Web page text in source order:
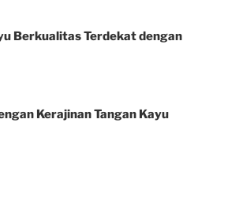
Berkualitas Terdekat dengan
Kerajinan Tangan Kayu